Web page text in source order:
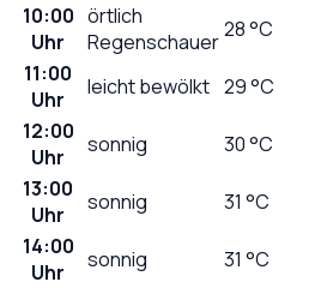
10:00
Uhr
örtlich
Regenschauer28°C
11:00
Uhr
leicht bewölkt 29°C
12:00
Uhr
sonnig 30°C
13:00
Uhr
sonnig 31 °C
14:00
Uhr
sonnig 31 °C